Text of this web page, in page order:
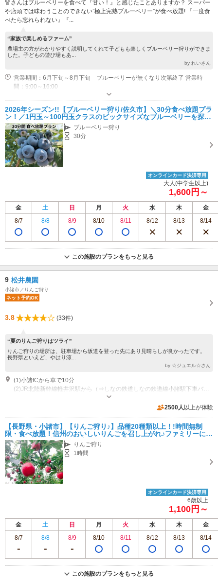
皆さんはブルーベリーを食べて『甘い！』と感じたことありますか？ スーパー
や店頭では味わうことのできない”極上完熟ブルーベリー”が食べ放題! 『一度食
べたら忘れられない』『...
“家族で楽しめるファーム”
農場主の方がわかりやすく説明してくれて子どもも楽しくブルーベリー狩りができま
した。子どもの遊び場もあ...
by れいさん
営業期間：6月下旬～8月下旬 ブルーベリーが無くなり次第終了 営業時
間：9:00～16:00
2026年シーズン!!【ブルーベリー狩り/佐久市】＼30分食べ放題プラ
ン！／1円玉～100円玉クラスのビックサイズなブルーベリーを探す
宝探しのようなワクワク体験してみませんか？ファミリーにオスス
メ！
ブルーベリー狩り
30分
オンラインカード決済専用
大人(中学生以上)
1,600円～
金 土 日 月 火 水 木
金
8/7
8/8 8/9 8/10 8/11 8/12 8/13 8/14
この施設のプランをもっと見る
9 松井農園
小諸市／りんご狩り
ネット予約OK
3.8 (33件)
“夏のりんご狩りはツライ”
りんご狩りの場所は、駐車場から坂道を登った先にあり見晴らしが良かったです。
長野県といえど、やはり涼...
by ☆ジュエル☆さん
(1)小諸ICから車で10分
2500人 以上が体験
【長野県・小諸市】【りんご狩り♪】品種20種類以上！!時間無制
限・食べ放題！信州のおいしいりんごを召し上がれ♪ファミリーに嬉
しい3歳未満無料！カップル・女性にもおすすめ♪
りんご狩り
1時間
オンラインカード決済専用
6歳以上
1,100円～
金 土 日 月 火 水 木
金
8/7
8/8 8/9 8/10 8/11 8/12 8/13 8/14
この施設のプランをもっと見る